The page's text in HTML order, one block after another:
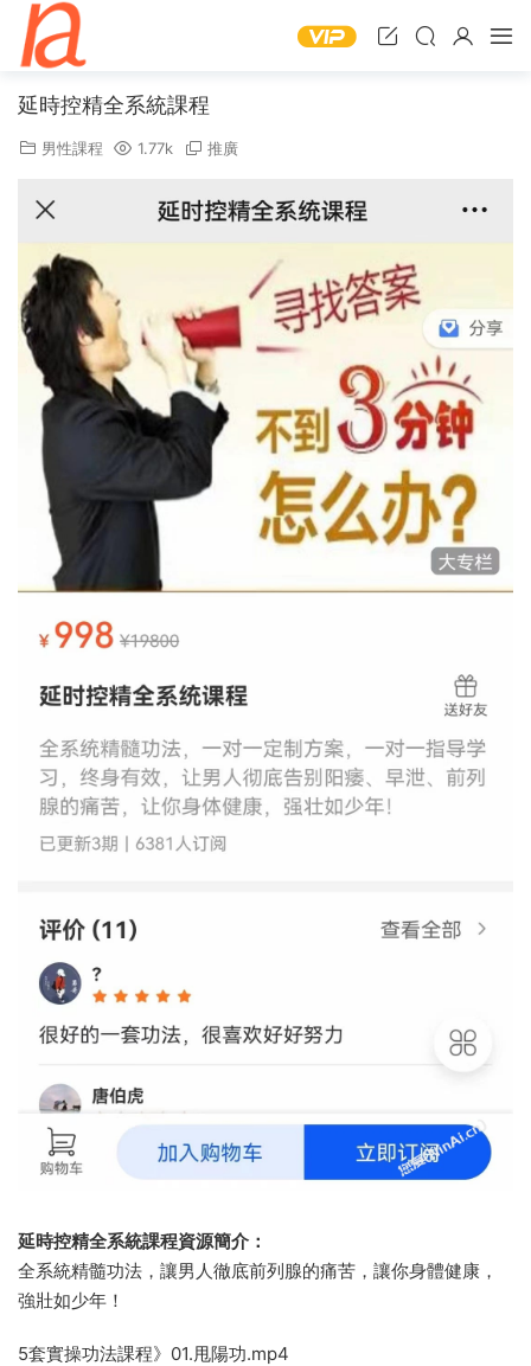
延時控精全系統課程
男性課程 1.77k 推廣
延時控精全系統課程資源簡介：
全系統精髓功法，讓男人徹底前列腺的痛苦，讓你身體健康，
強壯如少年！
5套實操功法課程》01.甩陽功.mp4